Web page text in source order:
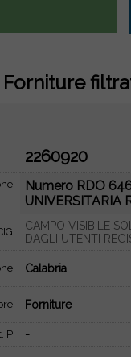
Forniture
2260920
Numero RDO
UNIVERSITARIA
CAMPO VISIBILE
DAGLI UTENTI
Calabria
Forniture
P: -